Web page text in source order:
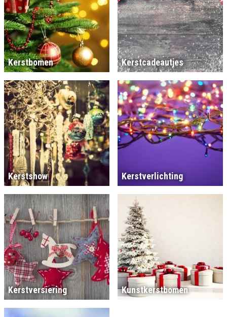
Kerstbomen Kerstcadeautjes
Kerstshow Kerstverlichting
Kerstversiering Kunstkerstbomen